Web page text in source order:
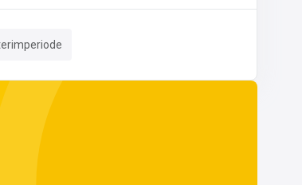
je ons telefonisch of via mail bereiken op 059 80